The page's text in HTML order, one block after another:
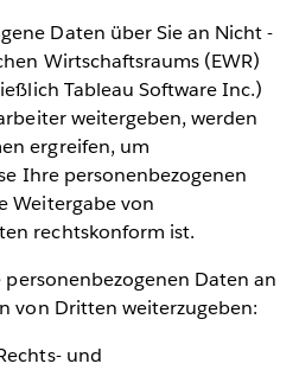
Daten über Sie an Nicht -
Wirtschaftsraums (EWR)
Tableau Software Inc.)
weitergeben, werden
ergreifen, um
Ihre personenbezogenen
Weitergabe von
rechtskonform ist.
Daten an
von Dritten weiterzugeben:
und